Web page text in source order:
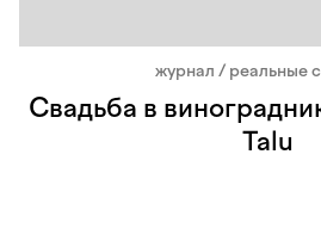
журнал / реальные
Свадьба в
Talu